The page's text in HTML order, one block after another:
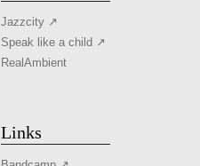
Jazzcity ↗
Speak like a child ↗
RealAmbient
Links